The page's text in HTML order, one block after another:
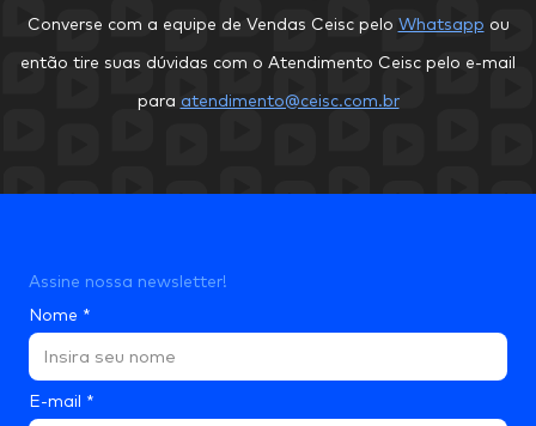
Converse com a equipe de Vendas Ceisc pelo Whatsapp ou
então tire suas dúvidas com o Atendimento Ceisc pelo e-mail
para atendimento@ceisc.com.br
Assine nossa newsletter!
Nome *
E-mail *